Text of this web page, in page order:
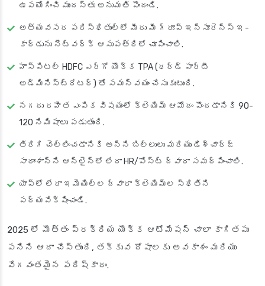
ఉపయోగించి ముందస్తు అనుమతి పొందండి.
అత్యవసర పరిస్థితుల్లో మీరు మీ గ్రూప్ ఇన్సూరెన్స్ ఇ-
కార్డును నెట్‌వర్క్ ఆసుపత్రిలో చూపించాలి.
హాస్పిటల్ HDFC ఎర్గో యొక్క TPA (థర్డ్ పార్టీ
అడ్మినిస్ట్రేటర్) తో సమన్వయం చేసుకుంటుంది.
నగదు రహిత ఎంపిక విషయంలో క్లెయిమ్ ఆమోదం పొందడానికి 90-
120 నిమిషాలు పడుతుంది.
తిరిగి చెల్లించడానికి అన్ని బిల్లులు మరియు డిశ్చార్జ్
సారాంశాన్ని ఆన్‌లైన్‌లో లేదా HR/పోస్ట్ ద్వారా సమర్పించాలి.
యాప్‌లో లేదా ఇమెయిల్‌ల ద్వారా క్లెయిమ్‌ల స్థితిని
పర్యవేక్షించండి.
2025 లో మొత్తం ప్రక్రియ యొక్క ఆటోమేషన్ చాలా కాగితపు
పనిని ఆదా చేస్తుంది, తక్కువ దోషాలకు అవకాశం మరియు
వేగవంతమైన పరిష్కారం.